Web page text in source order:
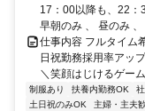
17：00以降も、22：
早朝のみ 、 昼のみ
仕事内容 フルタイム
日祝勤務採用率アッ
＼笑顔はじけるゲー
制服あり 扶養内勤務OK
土日祝のみOK
主婦・主夫